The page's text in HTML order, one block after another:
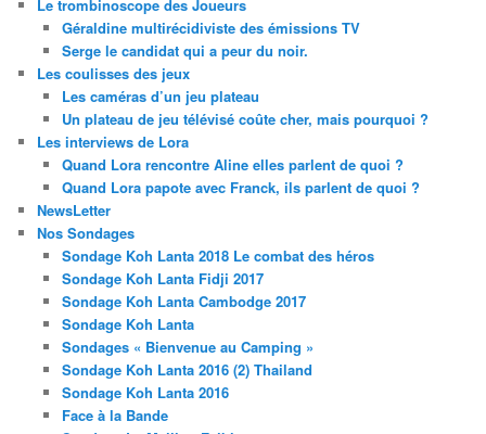
Le trombinoscope des Joueurs
Géraldine multirécidiviste des émissions TV
Serge le candidat qui a peur du noir.
Les coulisses des jeux
Les caméras d’un jeu plateau
Un plateau de jeu télévisé coûte cher, mais pourquoi ?
Les interviews de Lora
Quand Lora rencontre Aline elles parlent de quoi ?
Quand Lora papote avec Franck, ils parlent de quoi ?
NewsLetter
Nos Sondages
Sondage Koh Lanta 2018 Le combat des héros
Sondage Koh Lanta Fidji 2017
Sondage Koh Lanta Cambodge 2017
Sondage Koh Lanta
Sondages « Bienvenue au Camping »
Sondage Koh Lanta 2016 (2) Thailand
Sondage Koh Lanta 2016
Face à la Bande
seeing
personalized
content and
offers. En
partageant
vos intérêts et
votre
comportement
lorsque vous
site, vous
augmentez les
chances de
voir du
contenu et des
offres
personnalisés.